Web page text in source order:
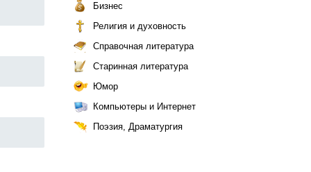
Бизнес
Религия и духовность
Справочная литература
Старинная литература
Юмор
Компьютеры и Интернет
Поэзия, Драматургия